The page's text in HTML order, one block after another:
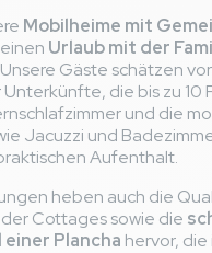
Mobilheime mit
Urlaub mit der
Gäste schätzen
die bis zu 10
und die
Jacuzzi und
Aufenthalt.
heben auch die
Cottages sowie die
Plancha hervor,
thumb_upNous avons
l'ont rendu encore
thumb_down Une salle de
JEAN B France
von 11/08/2024
Familie mit